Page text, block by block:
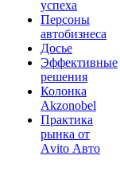
успеха
Персоны
автобизнеса
Досье
Эффективные
решения
Колонка
Akzonobel
Практика
рынка от
Аvito Авто